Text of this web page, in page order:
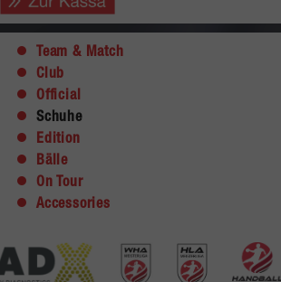
Team & Match
Club
Official
Schuhe
Edition
Bälle
On Tour
Accessories